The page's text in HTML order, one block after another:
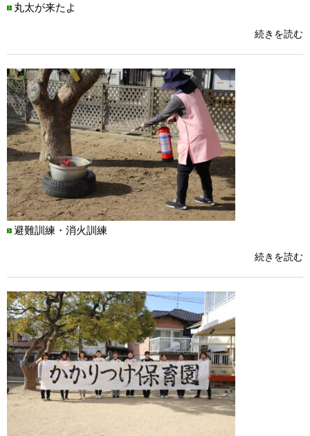
丸太が来たよ
続きを読む
避難訓練・消火訓練
続きを読む